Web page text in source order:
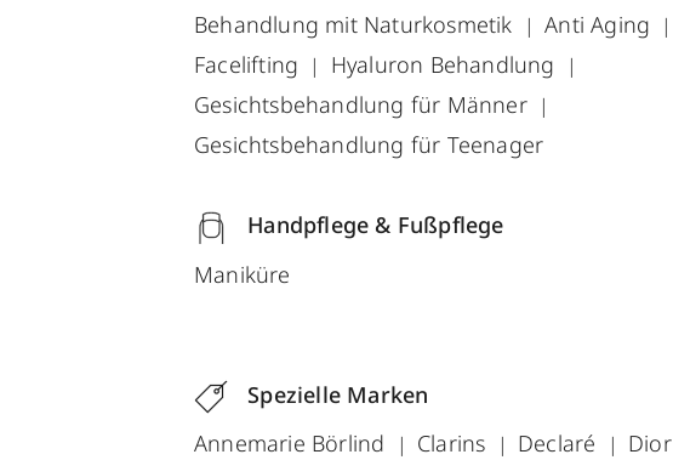
Behandlung mit Naturkosmetik
Anti Aging
Facelifting
Hyaluron Behandlung
Gesichtsbehandlung für Männer
Gesichtsbehandlung für Teenager
Handpflege & Fußpflege
Maniküre
Spezielle Marken
Annemarie Börlind
Clarins Declaré
Dior